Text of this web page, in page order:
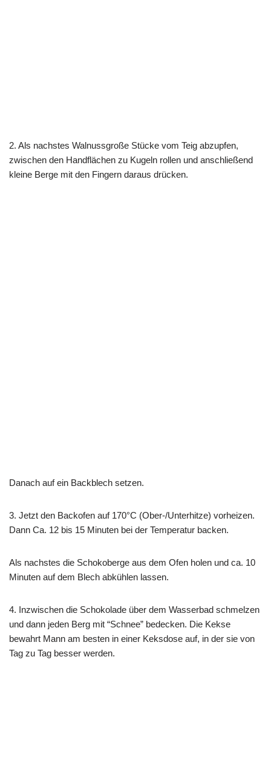
2. Als nachstes Walnussgroße Stücke vom Teig abzupfen,
zwischen den Handflächen zu Kugeln rollen und anschließend
kleine Berge mit den Fingern daraus drücken.
Danach auf ein Backblech setzen.
3. Jetzt den Backofen auf 170°C (Ober-/Unterhitze) vorheizen.
Dann Ca. 12 bis 15 Minuten bei der Temperatur backen.
Als nachstes die Schokoberge aus dem Ofen holen und ca. 10
Minuten auf dem Blech abkühlen lassen.
4. Inzwischen die Schokolade über dem Wasserbad schmelzen
und dann jeden Berg mit “Schnee” bedecken. Die Kekse
bewahrt Mann am besten in einer Keksdose auf, in der sie von
Tag zu Tag besser werden.